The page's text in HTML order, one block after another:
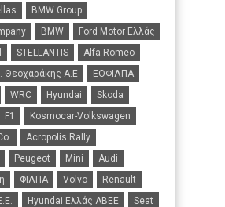
BMW Group
BMW
Ford Motor Ελλάς
STELLANTIS
Alfa Romeo
Θεοχαράκης Α.Ε
ΕΟΦΙΛΠΑ
WRC Hyundai
Skoda
F1
Kosmocar-Volkswagen
Acropolis Rally
Peugeot Mini
Audi
ΦΙΛΠΑ Volvo
Renault
Hyundai Ελλάς ΑΒΕΕ
Seat